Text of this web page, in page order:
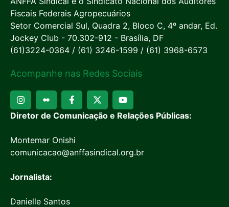
Fiscais Federais Agropecuários
Setor Comercial Sul, Quadra 2, Bloco C, 4º andar, Ed.
Jockey Club - 70.302-912 - Brasília, DF
(61)3224-0364 / (61) 3246-1599 / (61) 3968-6573
Acompanhe nas Redes Sociais
Diretor de Comunicação e Relações Públicas:
Montemar Onishi
comunicacao@anffasindical.org.br
Jornalista:
Danielle Santos